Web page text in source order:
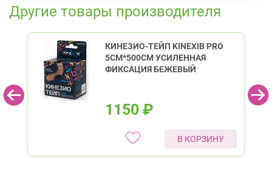
Другие товары производителя
КИНЕЗИО-ТЕЙП KINEXIB PRO
5СМ*500СМ УСИЛЕННАЯ
ФИКСАЦИЯ БЕЖЕВЫЙ
1150 ₽
В КОРЗИНУ